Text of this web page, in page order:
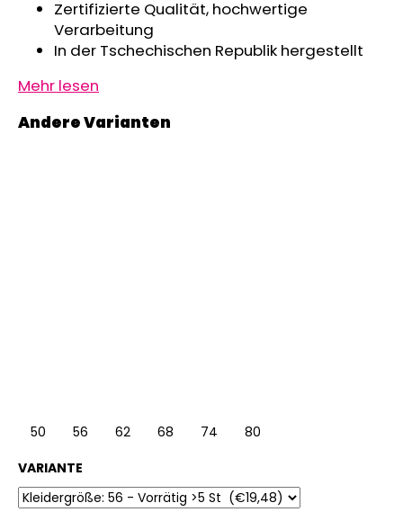
Zertifizierte Qualität, hochwertige
Verarbeitung
In der Tschechischen Republik hergestellt
Mehr lesen
50 56 62 68 74
80
VARIANTE